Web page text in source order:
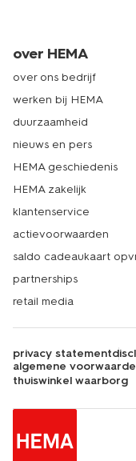
over HEMA
over ons bedrijf
werken bij HEMA
duurzaamheid
nieuws en pers
HEMA geschiedenis
HEMA zakelijk
klantenservice
actievoorwaarden
saldo cadeaukaart
partnerships
retail media
privacy statement
algemene
thuiswinkel waarborg